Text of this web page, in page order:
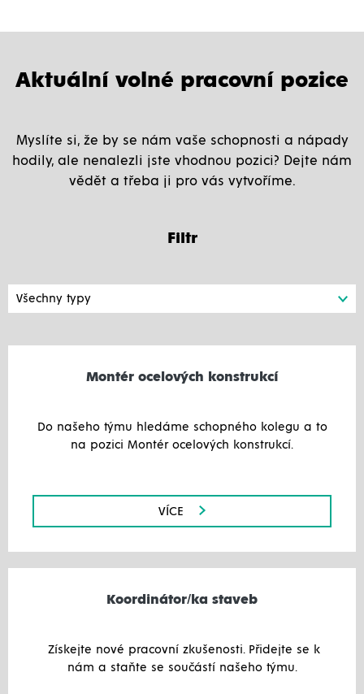
Aktuální volné pracovní pozice
Myslíte si, že by se nám vaše schopnosti a nápady
hodily, ale nenalezli jste vhodnou pozici? Dejte nám
vědět a třeba ji pro vás vytvoříme.
Filtr
Montér ocelových konstrukcí
Do našeho týmu hledáme schopného kolegu a to
na pozici Montér ocelových konstrukcí.
VÍCE
Koordinátor/ka staveb
Získejte nové pracovní zkušenosti. Přidejte se k
nám a staňte se součástí našeho týmu.